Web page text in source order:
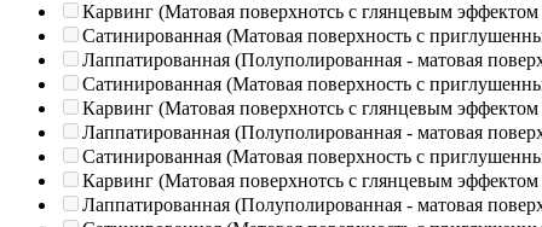
Карвинг (Матовая поверхнотсь с глянцевым эффектом
Сатинированная (Матовая поверхность с
Лаппатированная (Полуполированная - матовая
Сатинированная (Матовая поверхность с
Карвинг (Матовая поверхнотсь с глянцевым эффектом
Лаппатированная (Полуполированная - матовая
Сатинированная (Матовая поверхность с
Карвинг (Матовая поверхнотсь с глянцевым эффектом
Лаппатированная (Полуполированная - матовая